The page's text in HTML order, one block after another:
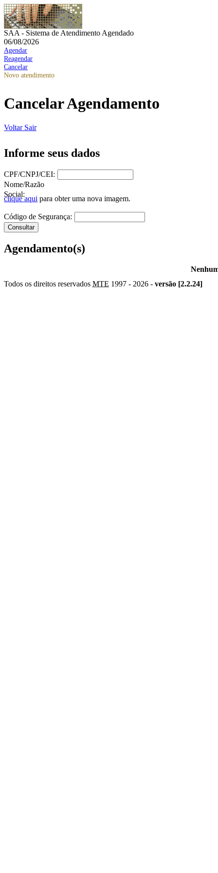
SAA - Sistema de Atendimento Agendado
06/08/2026
Agendar
Reagendar
Cancelar
Novo atendimento
Cancelar Agendamento
Voltar Sair
Informe seus dados
CPF/CNPJ/CEI:
Nome/Razão
Social:
clique aqui para obter uma nova imagem.
Código de Segurança:
Agendamento(s)
Todos os direitos reservados MTE 1997 - 2026 - versão [2.2.24]